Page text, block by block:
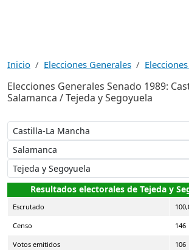
Inicio Elecciones Generales
Elecciones Generales Senado 1989:
Salamanca / Tejeda y Segoyuela
Resultados electorales de Tejeda y
Escrutado
Censo 146
Votos emitidos 106